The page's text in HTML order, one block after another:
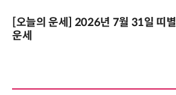
[오늘의 운세] 2026년 7월 31일 띠별
운세